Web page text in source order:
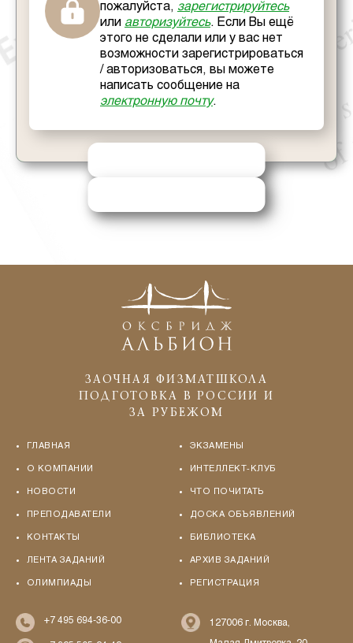
пожалуйста, зарегистрируйтесь
или авторизуйтесь. Если Вы ещё
этого не сделали или у вас нет
возможности зарегистрироваться
/ авторизоваться, вы можете
написать сообщение на
электронную почту.
ЗАОЧНАЯ ФИЗМАТШКОЛА
ПОДГОТОВКА В РОССИИ И
ЗА РУБЕЖОМ
ГЛАВНАЯ
О КОМПАНИИ
НОВОСТИ
ПРЕПОДАВАТЕЛИ
КОНТАКТЫ
ЛЕНТА ЗАДАНИЙ
ОЛИМПИАДЫ
ЭКЗАМЕНЫ
ИНТЕЛЛЕКТ-КЛУБ
ЧТО ПОЧИТАТЬ
ДОСКА ОБЪЯВЛЕНИЙ
БИБЛИОТЕКА
АРХИВ ЗАДАНИЙ
РЕГИСТРАЦИЯ
+7 495 694-36-00 127006 г. Москва,